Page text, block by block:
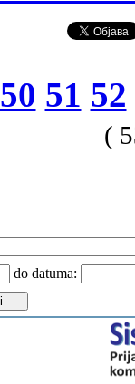
50 51 52
(
do datuma: